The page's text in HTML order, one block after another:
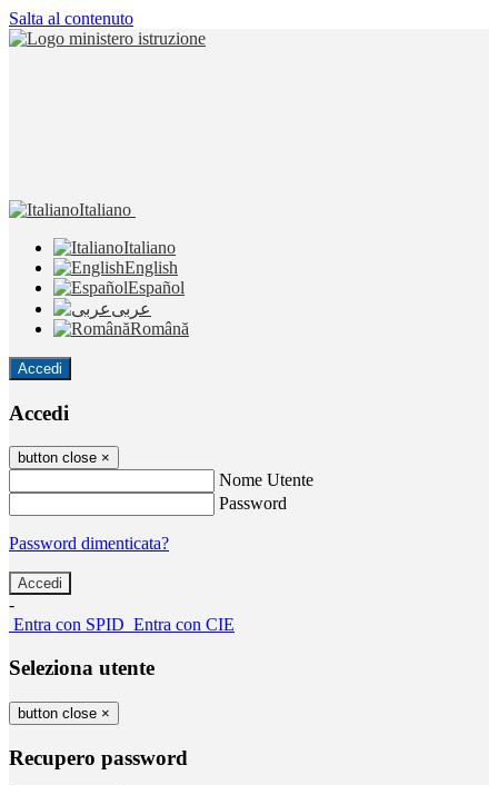
Salta al contenuto
Italiano
Italiano
English
Español
عربى
Română
Accedi
Accedi
button close ×
Nome Utente
Password
Password dimenticata?
-
Entra con SPID Entra con CIE
Seleziona utente
button close ×
Recupero password